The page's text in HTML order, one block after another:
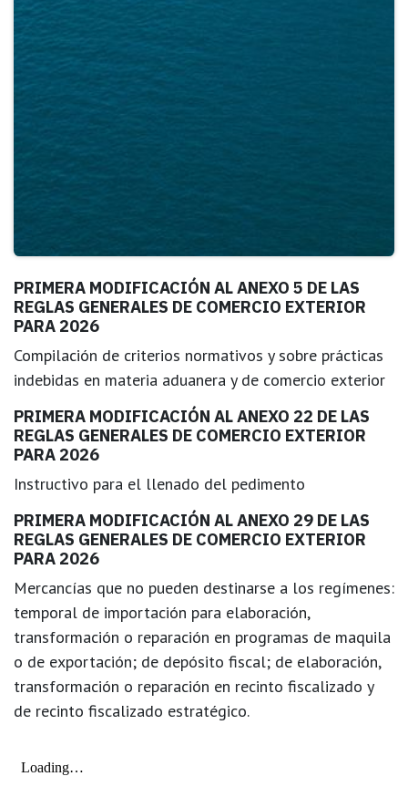
PRIMERA MODIFICACIÓN AL ANEXO 5 DE LAS
REGLAS GENERALES DE COMERCIO EXTERIOR
PARA 2026
Compilación de criterios normativos y sobre prácticas
indebidas en materia aduanera y de comercio exterior
PRIMERA MODIFICACIÓN AL ANEXO 22 DE LAS
REGLAS GENERALES DE COMERCIO EXTERIOR
PARA 2026
Instructivo para el llenado del pedimento
PRIMERA MODIFICACIÓN AL ANEXO 29 DE LAS
REGLAS GENERALES DE COMERCIO EXTERIOR
PARA 2026
Mercancías que no pueden destinarse a los regímenes:
temporal de importación para elaboración,
transformación o reparación en programas de maquila
o de exportación; de depósito fiscal; de elaboración,
transformación o reparación en recinto fiscalizado y
de recinto fiscalizado estratégico.